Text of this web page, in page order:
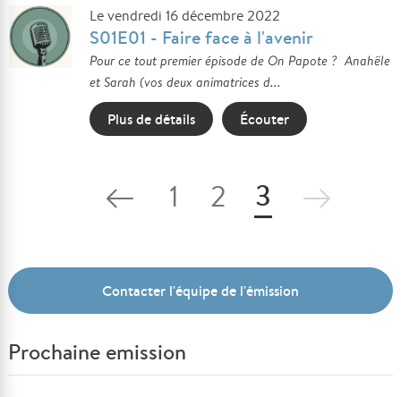
Le vendredi 16 décembre 2022
S01E01 - Faire face à l'avenir
Pour ce tout premier épisode de On Papote ? Anahële
et Sarah (vos deux animatrices d...
Plus de détails Écouter
1 2 3
Contacter l'équipe de l'émission
Prochaine emission